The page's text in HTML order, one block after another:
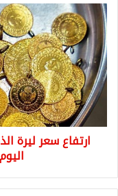
ارتفاع
سعر
ليرة
الذهب
ليتخطى
الـ
14
ألف
ليرة
تركية
21.02.2024
اليوم